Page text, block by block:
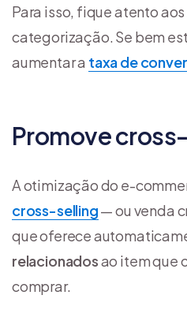
Para isso, fique atento
categorização. Se bem
aumentar a taxa de
Promove
A otimização do e-
cross-selling— ou venda
que oferece
relacionadosao item que
comprar.